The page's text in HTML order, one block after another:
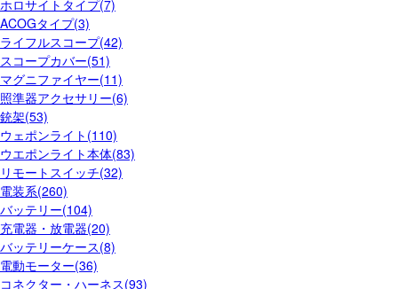
ホロサイトタイプ(7)
ACOGタイプ(3)
ライフルスコープ(42)
スコープカバー(51)
マグニファイヤー(11)
照準器アクセサリー(6)
銃架(53)
ウェポンライト(110)
ウエポンライト本体(83)
リモートスイッチ(32)
電装系(260)
バッテリー(104)
充電器・放電器(20)
バッテリーケース(8)
電動モーター(36)
コネクター・ハーネス(93)